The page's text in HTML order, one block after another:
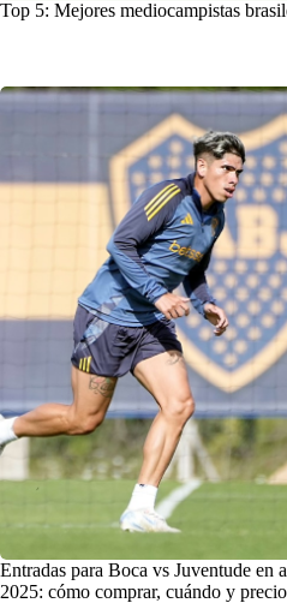
Top 5: Mejores mediocampistas
Entradas para Boca vs Juventude en
2025: cómo comprar, cuándo y